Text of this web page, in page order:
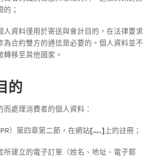
；
人資料僅用於寄送與會計目的，在法律要求
為合約雙方的通信是必要的。個人資料並不
移至其他國家。
的
處理消費者的個人資料：
）第四章第二節，在網站[….] 上的註冊；
所建立的電子訂單（姓名、地址、電子郵